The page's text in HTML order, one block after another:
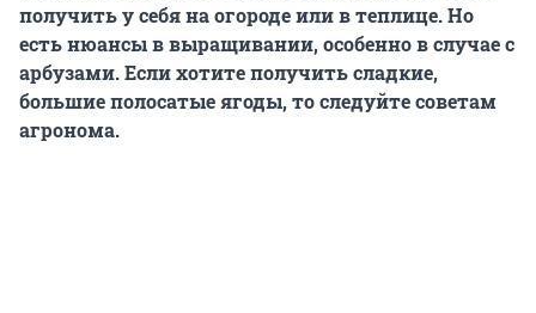
получить у себя на огороде или в теплице. Но
есть нюансы в выращивании, особенно в случае с
арбузами. Если хотите получить сладкие,
большие полосатые ягоды, то следуйте советам
агронома.